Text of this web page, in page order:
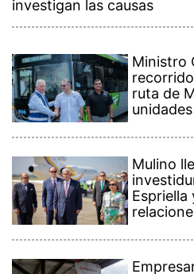
investigan las causas
Ministro
ruta de
Mulino
Espriella